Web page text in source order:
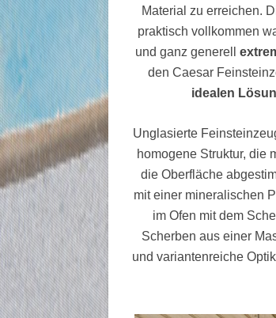
Material zu erreichen.
praktisch vollkommen
und ganz generell
den Caesar
idealen
Unglasierte
homogene Struktur, die
die Oberfläche
mit einer mineralischen
im Ofen mit dem
Scherben aus einer
und variantenreiche